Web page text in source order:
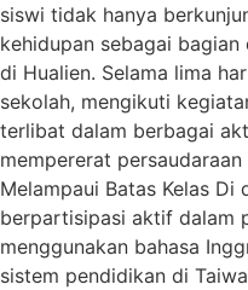
siswi tidak hanya
kehidupan sebagai
di Hualien. Selama lima
sekolah, mengikuti
terlibat dalam berbagai
mempererat
Melampaui Batas Kelas Di
berpartisipasi aktif dalam
menggunakan bahasa
sistem pendidikan di